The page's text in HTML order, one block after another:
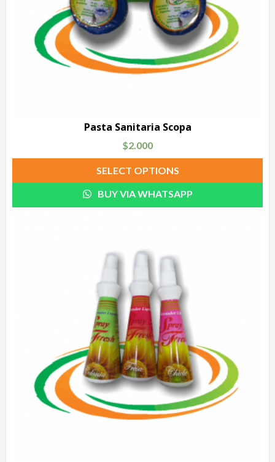
Pasta Sanitaria Scopa
$2.000
SELECT OPTIONS
BUY VIA WHATSAPP